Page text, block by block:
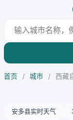
首页 / 城市 / 西藏
安多县实时天气